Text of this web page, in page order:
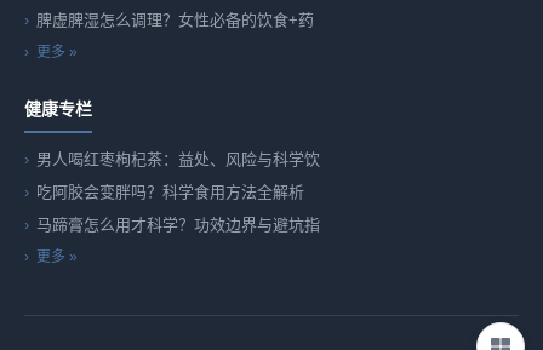
脾虚脾湿怎么调理？女性必备的饮食+药
更多 »
健康专栏
男人喝红枣枸杞茶：益处、风险与科学饮
吃阿胶会变胖吗？科学食用方法全解析
马蹄膏怎么用才科学？功效边界与避坑指
更多 »